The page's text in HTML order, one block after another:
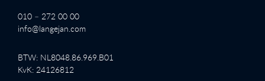
010 – 272 00 00
info@langejan.com
BTW: NL8048.86.969.B01
KvK: 24126812